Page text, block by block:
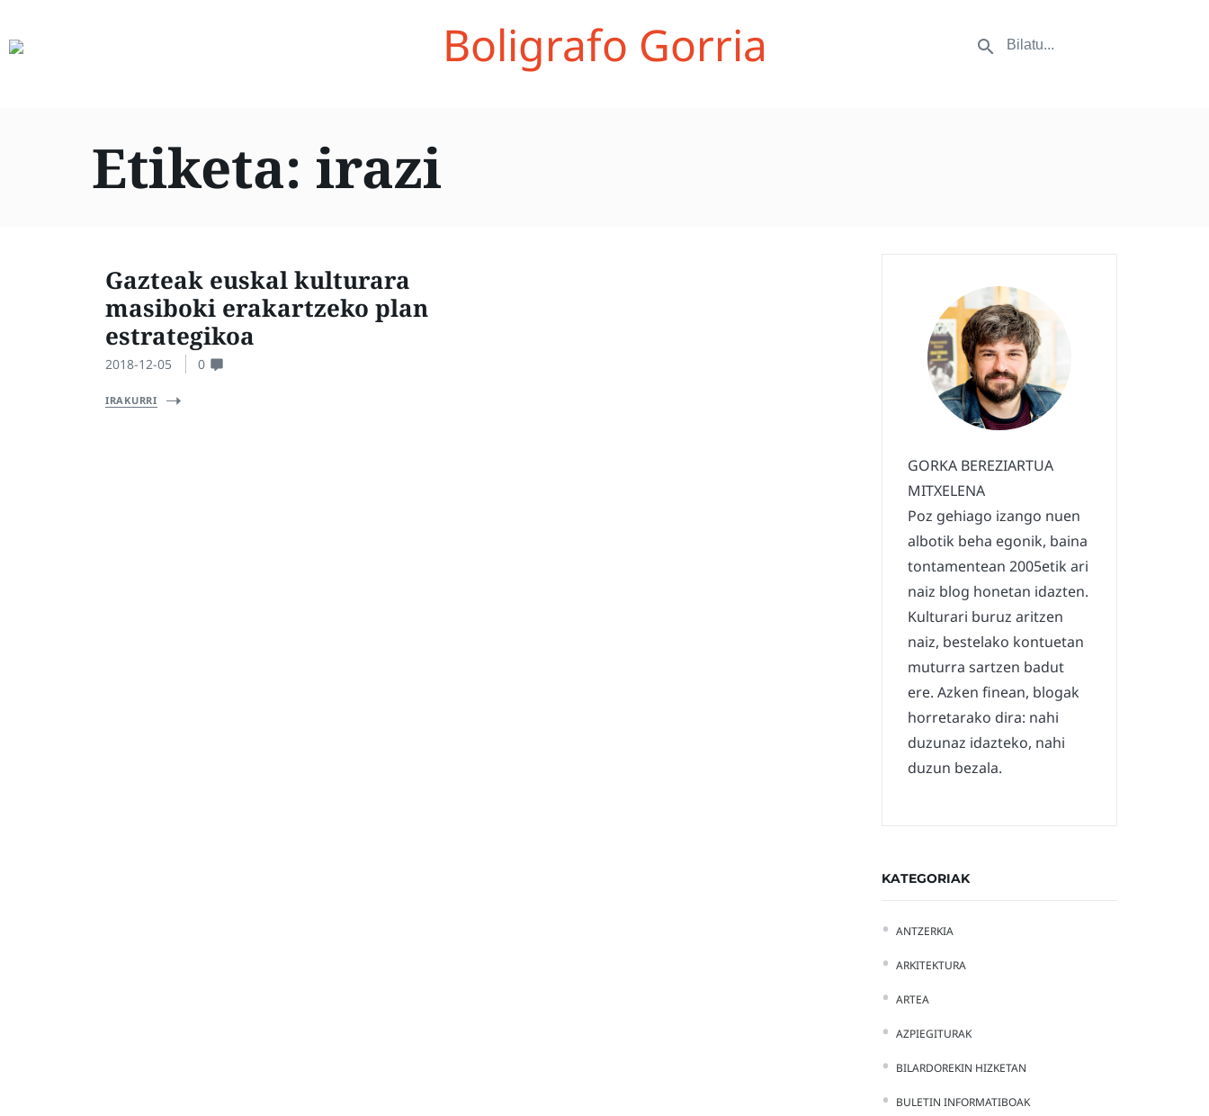
Boligrafo Gorria
Etiketa: irazi
Gazteak euskal kulturara
masiboki erakartzeko plan
estrategikoa
2018-12-05 0
IRAKURRI
GORKA BEREZIARTUA
MITXELENA
Poz gehiago izango nuen
albotik beha egonik, baina
tontamentean 2005etik ari
naiz blog honetan idazten.
Kulturari buruz aritzen
naiz, bestelako kontuetan
muturra sartzen badut
ere. Azken finean, blogak
horretarako dira: nahi
duzunaz idazteko, nahi
duzun bezala.
KATEGORIAK
ANTZERKIA
ARKITEKTURA
ARTEA
AZPIEGITURAK
BILARDOREKIN HIZKETAN
BULETIN INFORMATIBOAK